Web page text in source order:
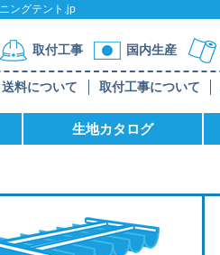
ングテント.jp
取付工事 国内生産
送料について 取付工事について
生地カタログ